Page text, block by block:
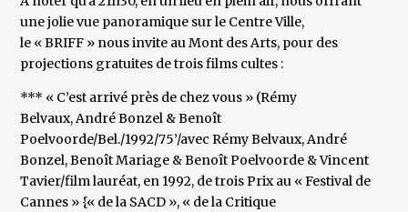
une jolie vue panoramique sur le Centre Ville,
le « BRIFF » nous invite au Mont des Arts, pour des
projections gratuites de trois films cultes :
*** « C’est arrivé près de chez vous » (Rémy
Belvaux, André Bonzel & Benoît
Poelvoorde/Bel./1992/75’/avec Rémy Belvaux, André
Bonzel, Benoît Mariage & Benoît Poelvoorde & Vincent
Tavier/film lauréat, en 1992, de trois Prix au « Festival de
Cannes » {« de la SACD », « de la Critique